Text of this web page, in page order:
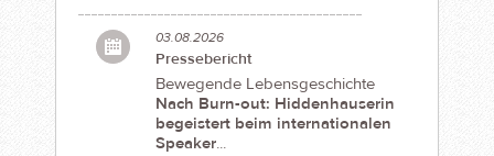
Pressebericht
03.08.2026
Bewegende Lebensgeschichte
Nach Burn-out: Hiddenhauserin
begeistert beim internationalen
Speaker...